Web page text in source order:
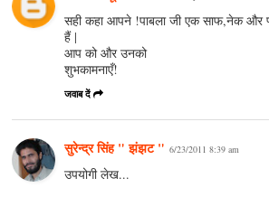
सही कहा आपने !पाबला जी एक साफ,नेक और
हैं |
आप को और उनको
शुभकामनाएँ!
जवाब दें
सुरेन्द्र सिंह " झंझट " 6/23/2011 8:39 am
उपयोगी लेख...